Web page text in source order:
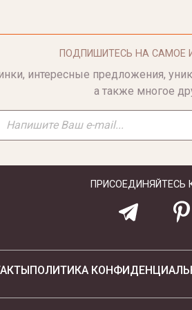
ПОДПИШИТЕСЬ НА САМОЕ
интересные предложения,
а также многое
ПРИСОЕДИНЯЙТЕСЬ
ПОЛИТИКА